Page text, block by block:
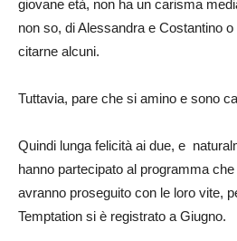
giovane età, non ha un carisma
non so, di Alessandra e Costantino
citarne alcuni.
Tuttavia, pare che si amino e sono
Quindi lunga felicità ai due, e
hanno partecipato al programma
avranno proseguito con le loro vite,
Temptation si è registrato a Giugno.